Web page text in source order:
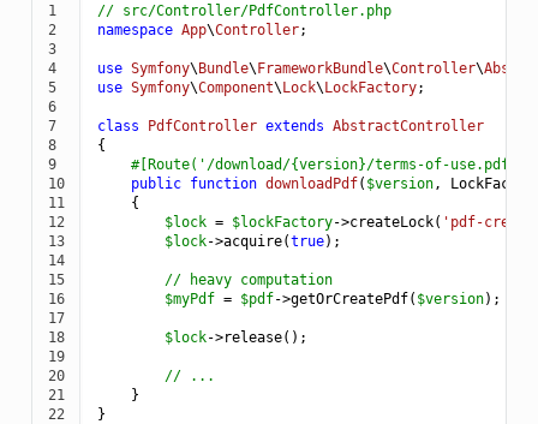
1
2
3
4
5
6
7
8
9
10
11
12
13
14
15
16
17
18
19
20
21
22
// src/Controller/PdfController.php
namespace App\Controller;
use Symfony\Bundle\FrameworkBundle\Controller\
use Symfony\Component\Lock\LockFactory;
class PdfController extends AbstractController
{
#[Route('/download/{version}/terms-of-use.pdf')]
public function downloadPdf( $version,
{
$lock = $lockFactory->createLock( 'pdf-
$lock->acquire(true);
// heavy computation
$myPdf = $pdf->getOrCreatePdf( $version);
$lock->release();
// ...
    }
}